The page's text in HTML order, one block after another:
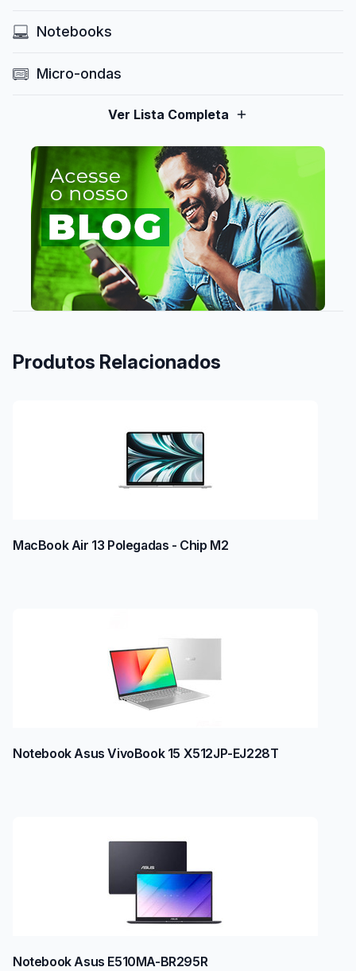
Notebooks
Micro-ondas
Ver Lista Completa
Produtos Relacionados
MacBook Air 13 Polegadas - Chip M2
Notebook Asus VivoBook 15 X512JP-EJ228T
Notebook Asus E510MA-BR295R